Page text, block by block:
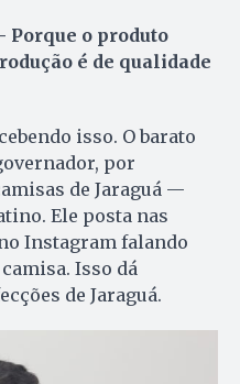
o produto
é de qualidade
isso. O barato
por
de Jaraguá —
Ele posta nas
Instagram falando
Isso dá
de Jaraguá.